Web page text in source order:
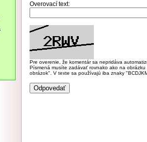
Overovací text:
Pre overenie, že komentár sa nepridáva
Písmená musíte zadávať rovnako ako na
obrázok". V texte sa používajú iba znaky